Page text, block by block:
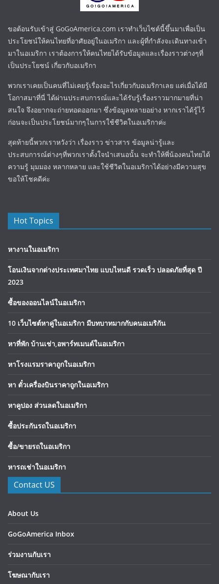
ขอต้อนรับเข้าสู่ GoGoAmerica.com เราทำเว็บไซต์นี้ขึ้นมาเพื่อเป็น
ประโยชน์ให้คนไทยที่อาศัยอยู่ในอเมริกา และผู้ที่กำลังจะเดินทางเข้า
มาในอเมริกา เราต้องการให้คนไทยได้รับข้อมูลและเรื่องราวต่างๆที่
เป็นประโยชน์ เกี่ยวกับอเมริกา
พวกเราเคยเป็นคนที่ไม่เคยรู้เรื่องอะไรเกี่ยวกับอเมริกาเลย แต่เมื่อได้มี
โอกาสมาที่นี่ ได้ผ่านประสบการณ์และได้รับรู้เรื่องราวมากมายที่น่า
สนใจ จึงอยากจะถ่ายทอดออกมา ซึ่งข้อมูลหลายอย่าง หากเราได้รู้ไว้
ก่อนจะเป็นประโยชน์มากๆในการใช้ชีวิตในอเมริกาค่ะ
สุดท้ายนี้พวกเราหวังว่า เรื่องราว ข่าวสาร ข้อมูลน่ารู้และ
ประสบการณ์ต่างๆที่พวกเราตั้งใจนำเสนอนั้น จะทำให้พี่น้องคนไทยได้
ความรู้ มุมมอง หลากหลาย และใช้ชีวิตในอเมริกาได้อย่างมีความสุข
ขอให้โชคดีค่ะ
Hot Topics
หางานในอเมริกา
โอนเงินจากต่างประเทศมาไทย แบบไหนดี รวดเร็ว ปลอดภัยที่สุด ปี
2023
ซื้อของออนไลน์ในอเมริกา
10 เว็บไซต์หาคู่ในอเมริกา มีบทบาทมากกับคนอเมริกัน
หาที่พัก บ้านเช่า,อพาร์ทเมนต์ในอเมริกา
หาโรงแรมราคาถูกในอเมริกา
หา ตั๋วเครื่องบินราคาถูกในอเมริกา
หาคูปอง ส่วนลดในอเมริกา
ซื้อประกันรถในอเมริกา
ซื้อ/ขายรถในอเมริกา
หารถเช่าในอเมริกา
Contact US
About Us
GoGoAmerica Inbox
ร่วมงานกับเรา
โฆษณากับเรา